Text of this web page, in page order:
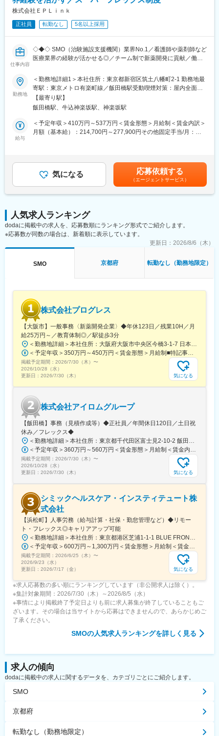
治験の質の高さには定評があります。
今後海外とも連携しながら更なる治験獲得を目指しておりますの
フレックスタイム制も取り入れ、柔軟に働き方をアレンジ可能。
残業時間も月10時間程度、産休育休の取得実績も多数あり、育児
＜充実のフォロー、研修体制＞
手厚いフォロー体制があります。
CRC社内認定制度を採用し、継続研修を充実させることで常に新
す。
また、グループの垣根を超えCRCからSMAやCRAへのキャリアチ
ェンジ、事業の枠をこえ新たなキャリアにチャレンジされている
株式会社ＥＰＬｉｎｋ
正社員 転勤なし 5名以上採用
仕事内容
◇◆◇ SMO（治験施設支援機関）業界No.1／看護師や薬剤師など
医療業界の経験が活かせる◎／チーム制で新薬開発に貢献／働き
【CRC=治験コーディネーターとは？】
病院・クリニックを訪問して、患者様や医師や院内スタッフ、さ
らに製薬企業との連絡・調整役を担います。また、治験を受けて
いただく患者様の相談相手となり、じっくり向き合う仕事です。
【CRCのやりがい】
接聞けることもあります。患者様や医療機関から「ありがとう」
と感謝の言葉をいただけたときの喜びは、ひとしおです。
・治験の進捗状況の確認や患者様対応の予定などを、院内の治験
事務局に共有
・来院された患者様の診察や検査に同席し、治験が手順通りに行
われているか、患者様の状態変化が無いかを確認します。
・患者様の報告書作成
・医師との打ち合わせ
■基礎研修が充実：
入社後1か月は研修期間となります。ビジネスマナーやPCスキル
研修が入社後研修としてあり、PC慣れしていない方も安心してご
入社いただけます。
■配属後も丁寧なフォロー：
現場配属後は、OJTで独り立ちまでサポートその後も定期的なフ
ォローアップ研修や、専門性を高める継続研修、階層別研修など
様々な研修をご用意しています。
・スーパーフレックスタイム制を導入しており、社員自身が業務
のスケジュールに合わせて始業、就業時間を決めることができま
す。
・5日間のリフレッシュ休暇制度や、時間単位で取得できる有給休
暇。
・産前産後休暇（妊娠中時短勤務あり）、子供が3歳になるまで取
得できる育児休業、
復帰後は短時間勤務制度の利用も可能。
※育児休業から復帰し3ヶ月後に、育児補助支援金を給付。
変更の範囲：会社の定める業務
勤務地
＜勤務地詳細1＞本社住所：東京都新宿区筑土八幡町2-1 勤務地最
寄駅：東京メトロ有楽町線／飯田橋駅受動喫煙対策：屋内全面禁
煙＜勤務地詳細2＞全国いずれかの医療施設住所：全国いずれかの
医療施設 受動喫煙対策：屋内全面禁煙変更の範囲：会社の定める
【最寄り駅】
飯田橋駅、牛込神楽坂駅、神楽坂駅
給与
＜予定年収＞410万円～537万円＜賃金形態＞月給制＜賃金内訳＞
月額（基本給）：214,700円～277,900円その他固定手当/月：
CRC手当・休日連絡対応手当■賞与：年2回（6月、12月）／昇
給：年1回（10月）※業績に応じ、決算賞与（秋季賞与）支給の場
合あり（10月）■時間外・休日出勤手当等の割増賃金は別途支給
賃金はあくまでも目安の金額であり、選考を通じて上下する可能
気になる 応募依頼する
（エージェントサービス）
人気求人ランキング
dodaに掲載中の求人を、応募数順にランキング形式でご紹介します。
※応募数が同数の場合は、新着順に表示しています。
更新日： 2026/8/6（木）
SMO 京都府 転勤なし（勤務地限定）
株式会社プログレス
【大阪市】一般事務〈新薬開発企業〉◆年休123日／残業10H／月
給25万円～／教育体制◎／駅徒歩3分
＜勤務地詳細＞本社住所：大阪府大阪市中央区今橋3-1-7 日本生命今橋ビル受動喫煙対策：屋内全面禁煙変更の範囲：無
＜予定年収＞350万円～450万円＜賃金形態＞月給制■特記事項なし＜賃金内訳＞月額（基本給）：232,000円～260,000円固定残業手当/月：18,000円～20,000円（固定残業時間10時間0分/月）超過した時間外労働の残業手当は追加支給＜月給＞250,000円～280,000円（一律手当を含む）＜昇給有無＞有＜残業手当＞有＜給与補足＞■賞与（年4回）：初年度0.7か月分、2年目以降1.4か月（変動有）■昇給（年1回以上）＊通勤手当（全額）＊住宅手当＊習い事支援手当 （社員が契約した習い事を上限7,000円として80％を支給）＊医療費補助手当 （社員とその両親の保険診療の医療費の自己負担額の50％を支給）賃金はあくまでも目安の金額であり、選考を通じて上下する可能性があります。月給(月額)は固定手当を含めた表記です。
掲載予定期間： 2026/7/30（木） 〜
2026/10/28（水）
更新日： 2026/7/30（木） 気になる
株式会社アイロムグループ
【飯田橋】事務（見積作成等）◆正社員／年間休日120日／土日祝
休み／フレックス◆
＜勤務地詳細＞本社住所：東京都千代田区富士見2-10-2 飯田橋グラン・ブルーム勤務地最寄駅：各線／飯田橋駅受動喫煙対策：屋内全面禁煙
＜予定年収＞360万円～560万円＜賃金形態＞月給制＜賃金内訳＞月額（基本給）：290,000円～350,000円＜月給＞290,000円～350,000円＜昇給有無＞有＜残業手当＞有＜給与補足＞※詳細は、能力・経験に応じて決定します。■昇給：年1回■賞与：年2回（但し、決算賞与追加支給にて年3回の実績有）賃金はあくまでも目安の金額であり、選考を通じて上下する可能性があります。月給(月額)は固定手当を含めた表記です。
掲載予定期間： 2026/7/30（木） 〜
2026/10/28（水）
更新日： 2026/7/30（木） 気になる
シミックヘルスケア・インスティテュート株
式会社
【浜松町】人事労務（給与計算・社保・勤怠管理など）◆リモー
ト・フレックス◎キャリアアップ可能
＜勤務地詳細＞本社住所：東京都港区芝浦1-1-1 BLUE FRONT SHIBAURA S棟勤務地最寄駅：JR線／浜松町駅受動喫煙対策：屋内全面禁煙変更の範囲：会社の定める事業所（リモートワーク含む）
＜予定年収＞600万円～1,300万円＜賃金形態＞月給制＜賃金内訳＞月額（基本給）：375,000円～812,500円＜月給＞375,000円～812,500円＜昇給有無＞有＜残業手当＞有＜給与補足＞※経験により応相談賃金はあくまでも目安の金額であり、選考を通じて上下する可能性があります。月給(月額)は固定手当を含めた表記です。
掲載予定期間： 2026/6/25（木） 〜
2026/9/23（水）
更新日： 2026/7/17（金） 気になる
※求人応募数の多い順にランキングしています（非公開求人は除く）。
※集計対象期間：2026/7/30（木）～2026/8/5（水）
※事情により掲載終了予定日よりも前に求人募集が終了していることもご
ざいます。その場合は当サイトから応募はできませんので、あらかじめご
了承ください。
SMOの人気求人ランキングを詳しく見る
求人の傾向
dodaに掲載中の求人に関するデータを、カテゴリごとにご紹介します。
SMO
京都府
転勤なし（勤務地限定）